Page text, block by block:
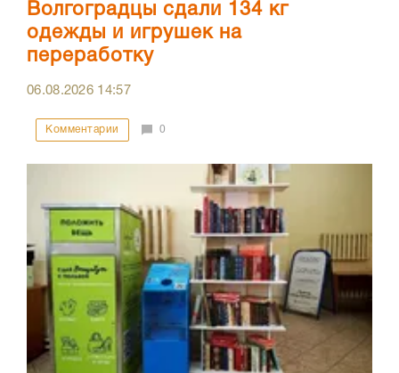
Волгоградцы сдали 134 кг
одежды и игрушек на
переработку
06.08.2026 14:57
Комментарии 0